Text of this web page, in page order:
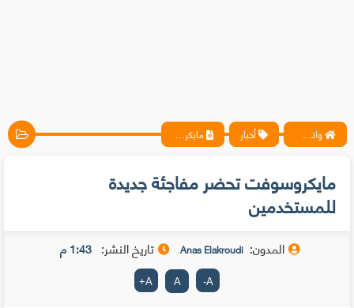
واتس آب ، فيسبوك ، أنترنت ، شروحات تقنية حصرية - المحترف أخبار مايكروسوفت تحضر مفاجئة جديدة للمستخدمين
مايكروسوفت تحضر مفاجئة جديدة
للمستخدمين
المدون: Anas Elakroudi تاريخ النشر: 1:43 م
A
-
A
A
+